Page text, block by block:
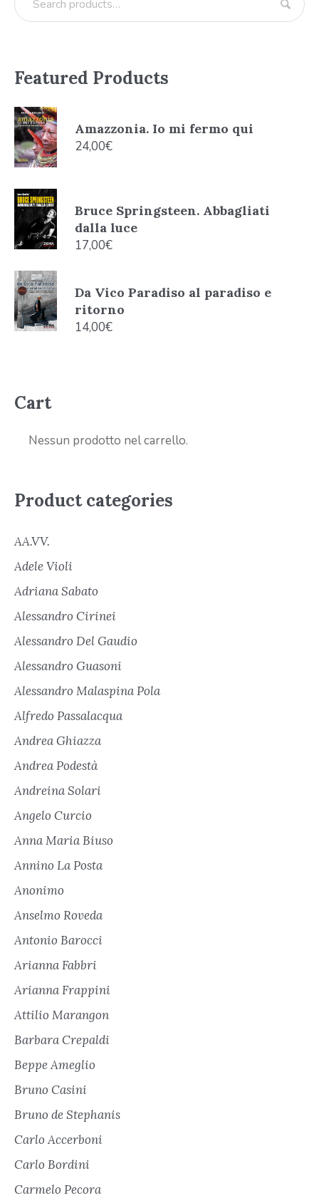
Featured Products
Amazzonia. Io mi fermo qui
24,00€
Bruce Springsteen. Abbagliati
dalla luce
17,00€
Da Vico Paradiso al paradiso e
ritorno
14,00€
Cart
Nessun prodotto nel carrello.
Product categories
AA.VV.
Adele Violi
Adriana Sabato
Alessandro Cirinei
Alessandro Del Gaudio
Alessandro Guasoni
Alessandro Malaspina Pola
Alfredo Passalacqua
Andrea Ghiazza
Andrea Podestà
Andreina Solari
Angelo Curcio
Anna Maria Biuso
Annino La Posta
Anonimo
Anselmo Roveda
Antonio Barocci
Arianna Fabbri
Arianna Frappini
Attilio Marangon
Barbara Crepaldi
Beppe Ameglio
Bruno Casini
Bruno de Stephanis
Carlo Accerboni
Carlo Bordini
Carmelo Pecora